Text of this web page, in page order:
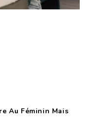
Au Féminin Mais